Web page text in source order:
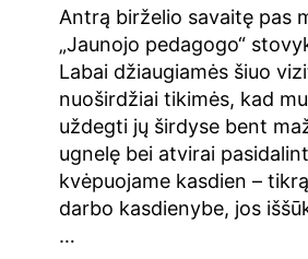
Antrą birželio savaitę pas
„Jaunojo pedagogo“
Labai džiaugiamės šiuo
nuoširdžiai tikimės, kad
uždegti jų širdyse bent
ugnelę bei atvirai
kvėpuojame kasdien –
darbo kasdienybe, jos
…